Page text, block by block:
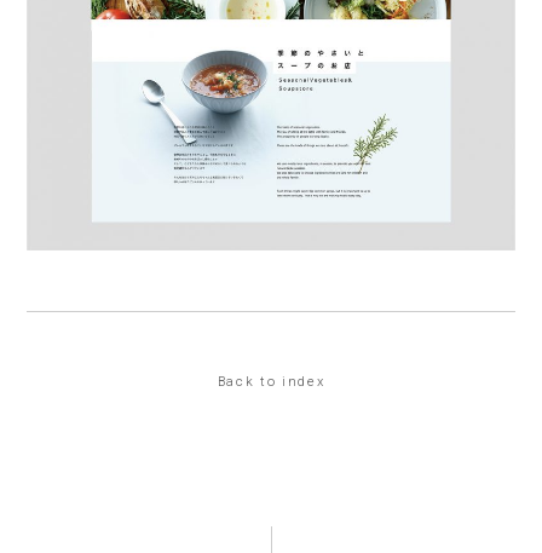
Back to index